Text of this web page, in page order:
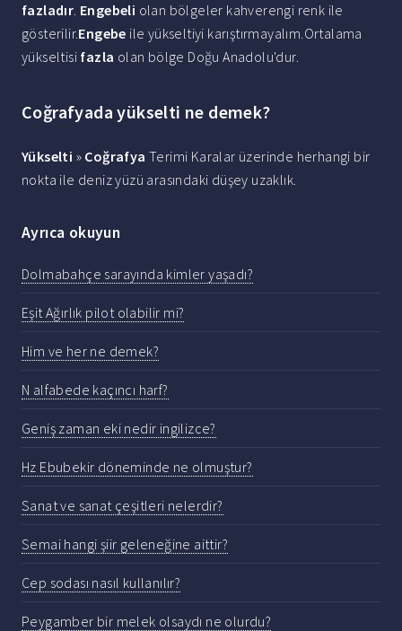
fazladır. Engebeli olan bölgeler kahverengi renk ile
gösterilir.Engebe ile yükseltiyi karıştırmayalım.Ortalama
yükseltisi fazla olan bölge Doğu Anadolu'dur.
Coğrafyada yükselti ne demek?
Yükselti » Coğrafya Terimi Karalar üzerinde herhangi bir
nokta ile deniz yüzü arasındaki düşey uzaklık.
Ayrıca okuyun
Dolmabahçe sarayında kimler yaşadı?
Eşit Ağırlık pilot olabilir mi?
Him ve her ne demek?
N alfabede kaçıncı harf?
Geniş zaman eki nedir ingilizce?
Hz Ebubekir döneminde ne olmuştur?
Sanat ve sanat çeşitleri nelerdir?
Semai hangi şiir geleneğine aittir?
Cep sodası nasıl kullanılır?
Peygamber bir melek olsaydı ne olurdu?